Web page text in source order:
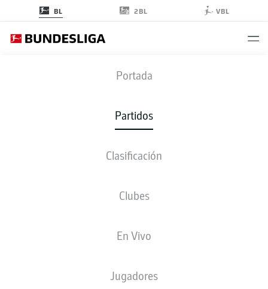
BL 2BL VBL
Portada
Partidos
Clasificación
Clubes
En Vivo
Jugadores
VFB - BSC
2 1
ALINEACIONES ESTADÍSTICAS
Mercedes-Benz Arena